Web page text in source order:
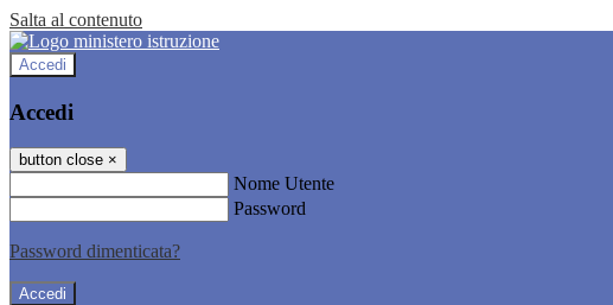
Salta al contenuto
Accedi
Accedi
button close ×
Nome Utente
Password
Password dimenticata?